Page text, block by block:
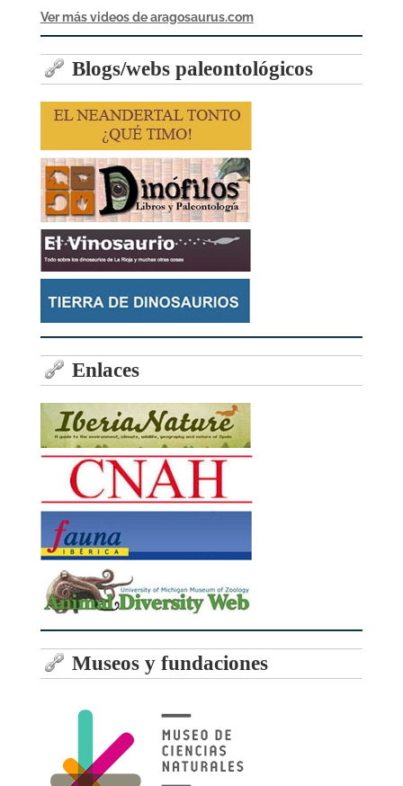
Ver más videos de aragosaurus.com
Blogs/webs paleontológicos
Enlaces
Museos y fundaciones